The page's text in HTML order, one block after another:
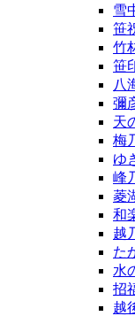
雪
笹
竹
笹
八
彌
天
梅
ゆ
峰
菱
和
越
た
水
招
越